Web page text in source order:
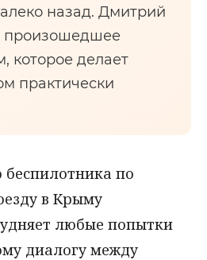
назад. Дмитрий
произошедшее
которое делает
практически
беспилотника по
в Крыму
любые попытки
диалогу между